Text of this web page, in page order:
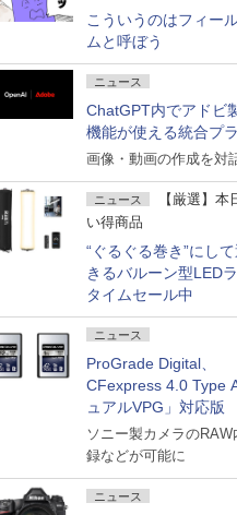
こういうのはフィー
ムと呼ぼう
ニュース
ChatGPT内でアドビ
機能が使える統合プ
画像・動画の作成を対
ニュース
【厳選】本
い得商品
“ぐるぐる巻き”にし
きるバルーン型LED
タイムセール中
ニュース
ProGrade Digital、
CFexpress 4.0 Type
ュアルVPG」対応版
ソニー製カメラのRAW
録などが可能に
ニュース